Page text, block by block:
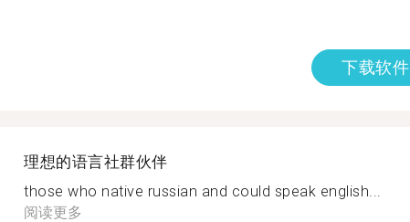
下载软件
理想的语言社群伙伴
those who native russian and could speak english...
阅读更多